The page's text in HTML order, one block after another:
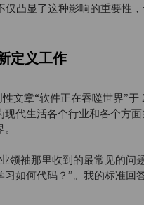
凸显了这种影响的重要性
定义工作
文章“软件正在吞噬世界”
代生活各个行业和各个方
领袖那里收到的最常见的问
如何代码？”。我的标准回